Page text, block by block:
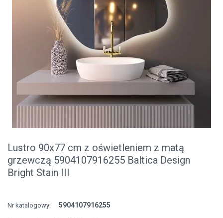
Lustro 90x77 cm z oświetleniem z matą
grzewczą 5904107916255 Baltica Design
Bright Stain III
Nr katalogowy: 5904107916255